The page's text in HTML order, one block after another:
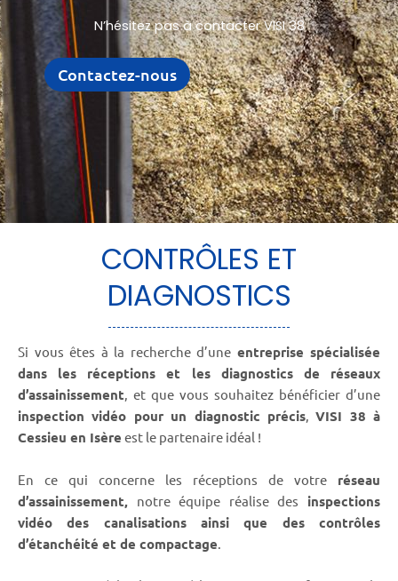
N’hésitez pas à contacter VISI 38
Contactez-nous
CONTRÔLES ET
DIAGNOSTICS
Si vous êtes à la recherche d’une entreprise spécialisée
dans les réceptions et les diagnostics de réseaux
d’assainissement, et que vous souhaitez bénéficier d’une
inspection vidéo pour un diagnostic précis,VISI 38 à
Cessieu en Isère est le partenaire idéal !
En ce qui concerne les réceptions de votre réseau
d’assainissement, notre équipe réalise des inspections
vidéo des canalisations ainsi que des contrôles
d’étanchéité et de compactage